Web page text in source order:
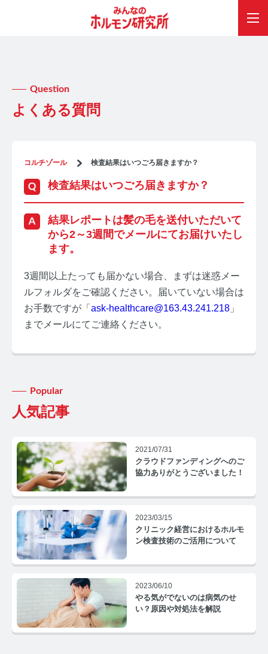
みんなのホルモン研究所 TOP
AGA
テストステロン
テストステロンコラム TOP
コルチゾール
コルチゾールコラム TOP
PMS
PMSコラム TOP
よくある質問
Question
コルチゾール 検査結果はいつごろ届きますか？
検査結果はいつごろ届きますか？
結果レポートは髪の毛を送付いただいて
から2～3週間でメールにてお届けいたし
ます。
3週間以上たっても届かない場合、まずは迷惑メー
ルフォルダをご確認ください。届いていない場合は
お手数ですが「 ask-healthcare@163.43.241.218 」
までメールにてご連絡ください。
人気記事
Popular
2021/07/31
クラウドファンディングへのご
協力ありがとうございました！
2023/03/15
クリニック経営におけるホルモ
ン検査技術のご活用について
2023/06/10
やる気がでないのは病気のせ
い？原因や対処法を解説